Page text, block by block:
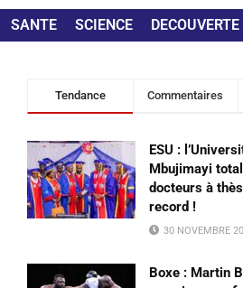
SANTE SCIENCE DECOUVERTE
Tendance Commentaires
ESU :
Mbujimayi
docteurs à
record !
30 NOVEMBRE
Boxe : Martin